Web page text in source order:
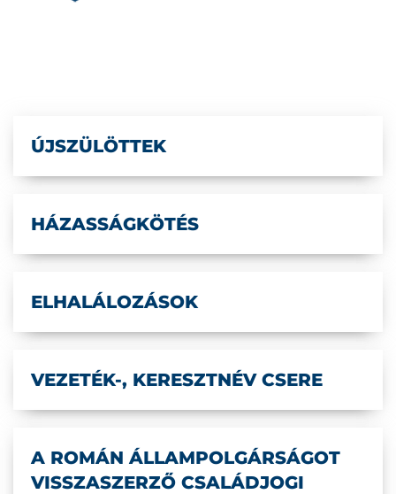
ÚJSZÜLÖTTEK
HÁZASSÁGKÖTÉS
ELHALÁLOZÁSOK
VEZETÉK-, KERESZTNÉV CSERE
A ROMÁN ÁLLAMPOLGÁRSÁGOT
VISSZASZERZŐ CSALÁDJOGI